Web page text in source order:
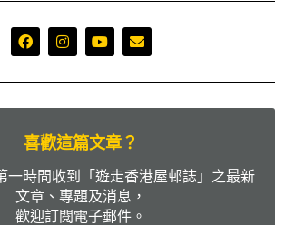
喜歡這篇文章？
一時間收到「遊走香港屋邨誌」之最新
文章、專題及消息，
歡迎訂閱電子郵件。